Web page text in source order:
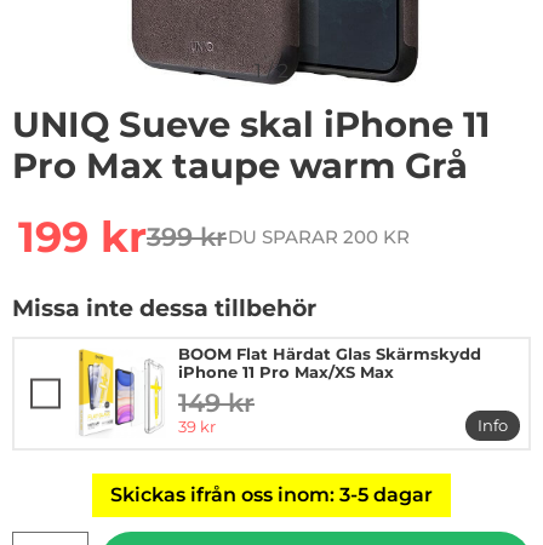
1/2
UNIQ Sueve skal iPhone 11
Pro Max taupe warm Grå
rea pris
199 krtidigare pris
399 krDU SPARAR 200 KR
Missa inte dessa tillbehör
BOOM Flat Härdat Glas Skärmskydd
iPhone 11 Pro Max/XS Max
tidigare pris
149 kr
rea pris
39 kr
Info
mer
Skickas ifrån oss inom: 3-5 dagar